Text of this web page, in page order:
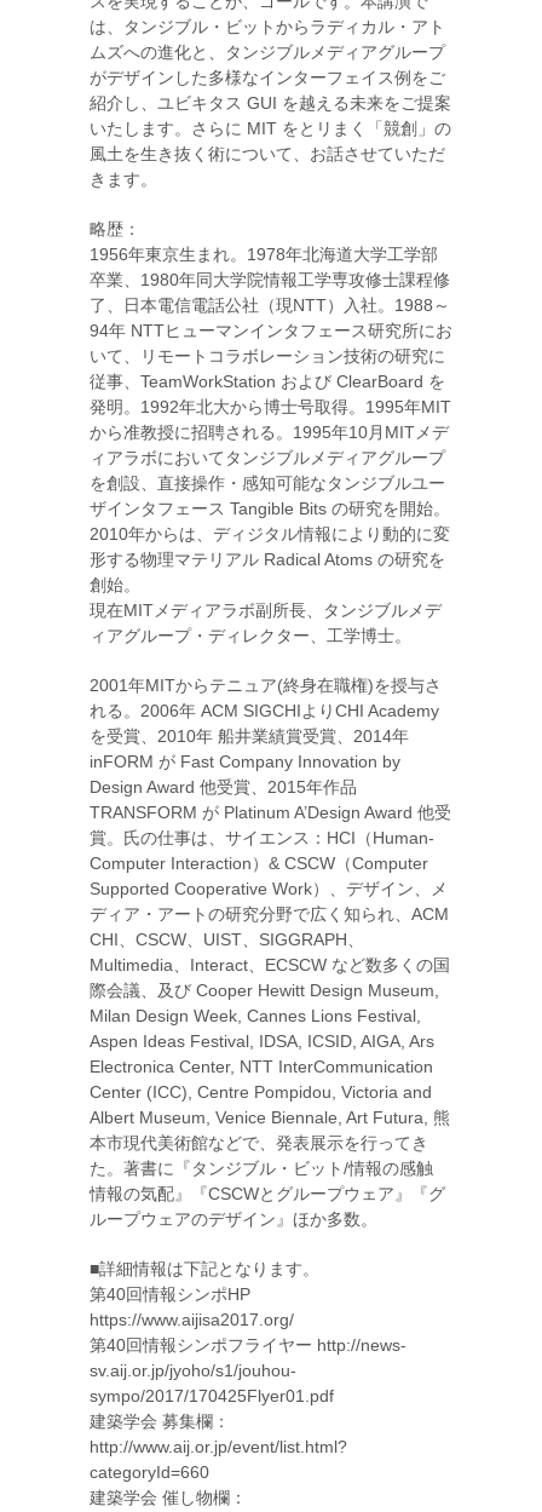
は、タンジブル・ビットからラディカル・アト
ムズへの進化と、タンジブルメディアグループ
がデザインした多様なインターフェイス例をご
紹介し、ユビキタス GUI を越える未来をご提案
いたします。さらに MIT をとリまく「競創」の
風土を生き抜く術について、お話させていただ
きます。
略歴：
1956年東京生まれ。1978年北海道大学工学部
卒業、1980年同大学院情報工学専攻修士課程修
了、日本電信電話公社（現NTT）入社。1988～
94年 NTTヒューマンインタフェース研究所にお
いて、リモートコラボレーション技術の研究に
従事、TeamWorkStation および ClearBoard を
発明。1992年北大から博士号取得。1995年MIT
から准教授に招聘される。1995年10月MITメデ
ィアラボにおいてタンジブルメディアグループ
を創設、直接操作・感知可能なタンジブルユー
ザインタフェース Tangible Bits の研究を開始。
2010年からは、ディジタル情報により動的に変
形する物理マテリアル Radical Atoms の研究を
創始。
現在MITメディアラボ副所長、タンジブルメデ
ィアグループ・ディレクター、工学博士。
2001年MITからテニュア(終身在職権)を授与さ
れる。2006年 ACM SIGCHIよりCHI Academy
を受賞、2010年 船井業績賞受賞、2014年
inFORM が Fast Company Innovation by
Design Award 他受賞、2015年作品
TRANSFORM が Platinum A’Design Award 他受
賞。氏の仕事は、サイエンス：HCI（Human-
Computer Interaction）& CSCW（Computer
Supported Cooperative Work）、デザイン、メ
ディア・アートの研究分野で広く知られ、ACM
CHI、CSCW、UIST、SIGGRAPH、
Multimedia、Interact、ECSCW など数多くの国
際会議、及び Cooper Hewitt Design Museum,
Milan Design Week, Cannes Lions Festival,
Aspen Ideas Festival, IDSA, ICSID, AIGA, Ars
Electronica Center, NTT InterCommunication
Center (ICC), Centre Pompidou, Victoria and
Albert Museum, Venice Biennale, Art Futura, 熊
本市現代美術館などで、発表展示を行ってき
た。著書に『タンジブル・ビット/情報の感触
情報の気配』『CSCWとグループウェア』『グ
ループウェアのデザイン』ほか多数。
■詳細情報は下記となります。
第40回情報シンポHP
https://www.aijisa2017.org/
第40回情報シンポフライヤー http://news-
sv.aij.or.jp/jyoho/s1/jouhou-
sympo/2017/170425Flyer01.pdf
建築学会 募集欄：
http://www.aij.or.jp/event/list.html?
categoryId=660
建築学会 催し物欄：